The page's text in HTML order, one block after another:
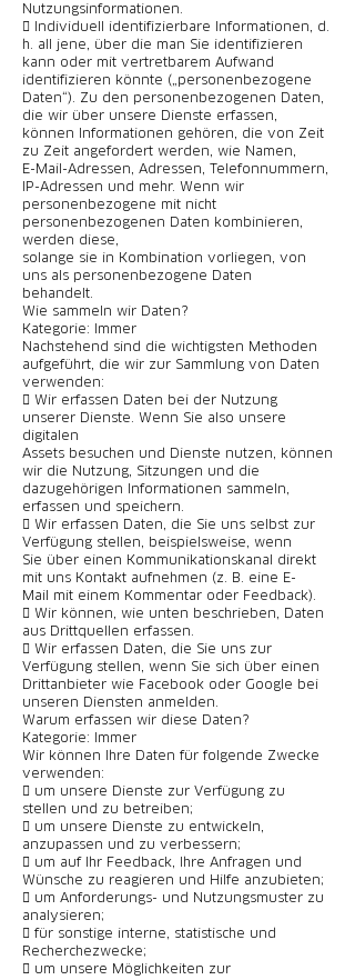
Nutzungsinformationen.
 Individuell identifizierbare Informationen, d.
h. all jene, über die man Sie identifizieren
kann oder mit vertretbarem Aufwand
identifizieren könnte („personenbezogene
Daten“). Zu den personenbezogenen Daten,
die wir über unsere Dienste erfassen,
können Informationen gehören, die von Zeit
zu Zeit angefordert werden, wie Namen,
E-Mail-Adressen, Adressen, Telefonnummern,
IP-Adressen und mehr. Wenn wir
personenbezogene mit nicht
personenbezogenen Daten kombinieren,
werden diese,
solange sie in Kombination vorliegen, von
uns als personenbezogene Daten
behandelt.
Wie sammeln wir Daten?
Kategorie: Immer
Nachstehend sind die wichtigsten Methoden
aufgeführt, die wir zur Sammlung von Daten
verwenden:
 Wir erfassen Daten bei der Nutzung
unserer Dienste. Wenn Sie also unsere
digitalen
Assets besuchen und Dienste nutzen, können
wir die Nutzung, Sitzungen und die
dazugehörigen Informationen sammeln,
erfassen und speichern.
 Wir erfassen Daten, die Sie uns selbst zur
Verfügung stellen, beispielsweise, wenn
Sie über einen Kommunikationskanal direkt
mit uns Kontakt aufnehmen (z. B. eine E-
Mail mit einem Kommentar oder Feedback).
 Wir können, wie unten beschrieben, Daten
aus Drittquellen erfassen.
 Wir erfassen Daten, die Sie uns zur
Verfügung stellen, wenn Sie sich über einen
Drittanbieter wie Facebook oder Google bei
unseren Diensten anmelden.
Warum erfassen wir diese Daten?
Kategorie: Immer
Wir können Ihre Daten für folgende Zwecke
verwenden:
 um unsere Dienste zur Verfügung zu
stellen und zu betreiben;
 um unsere Dienste zu entwickeln,
anzupassen und zu verbessern;
 um auf Ihr Feedback, Ihre Anfragen und
Wünsche zu reagieren und Hilfe anzubieten;
 um Anforderungs- und Nutzungsmuster zu
analysieren;
 für sonstige interne, statistische und
Recherchezwecke;
 um unsere Möglichkeiten zur